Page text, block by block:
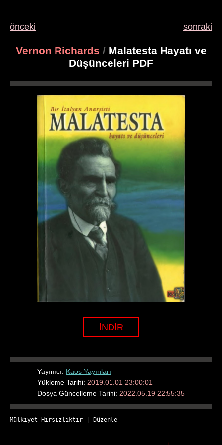
önceki sonraki
Vernon Richards /Malatesta Hayatı ve
Düşünceleri PDF
İNDİR
Yayımcı: Kaos Yayınları
Yükleme Tarihi: 2019.01.01 23:00:01
Dosya Güncelleme Tarihi: 2022.05.19 22:55:35
Mülkiyet Hırsızlıktır Düzenle